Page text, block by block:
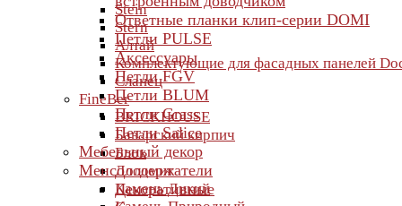
Stein
Stern
Алтай
Комплектующие для фасадных панелей
Сланец
FineBer
BRICKHOUSE
Баварский кирпич
Блок
Доломит
Камень Дикий
Ответные планки клип-серии DOMI
Петли PULSE
Аксессуары
Петли FGV
Петли BLUM
Петли Grass
Петли Salice
Мебельный декор
Менсолодержатели
Декоративные